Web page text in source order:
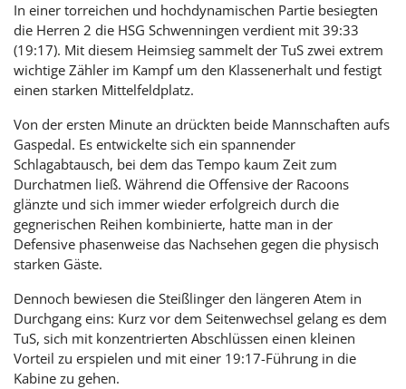
In einer torreichen und hochdynamischen Partie besiegten
die Herren 2 die HSG Schwenningen verdient mit 39:33
(19:17). Mit diesem Heimsieg sammelt der TuS zwei extrem
wichtige Zähler im Kampf um den Klassenerhalt und festigt
einen starken Mittelfeldplatz.
Von der ersten Minute an drückten beide Mannschaften aufs
Gaspedal. Es entwickelte sich ein spannender
Schlagabtausch, bei dem das Tempo kaum Zeit zum
Durchatmen ließ. Während die Offensive der Racoons
glänzte und sich immer wieder erfolgreich durch die
gegnerischen Reihen kombinierte, hatte man in der
Defensive phasenweise das Nachsehen gegen die physisch
starken Gäste.
Dennoch bewiesen die Steißlinger den längeren Atem in
Durchgang eins: Kurz vor dem Seitenwechsel gelang es dem
TuS, sich mit konzentrierten Abschlüssen einen kleinen
Vorteil zu erspielen und mit einer 19:17-Führung in die
Kabine zu gehen.